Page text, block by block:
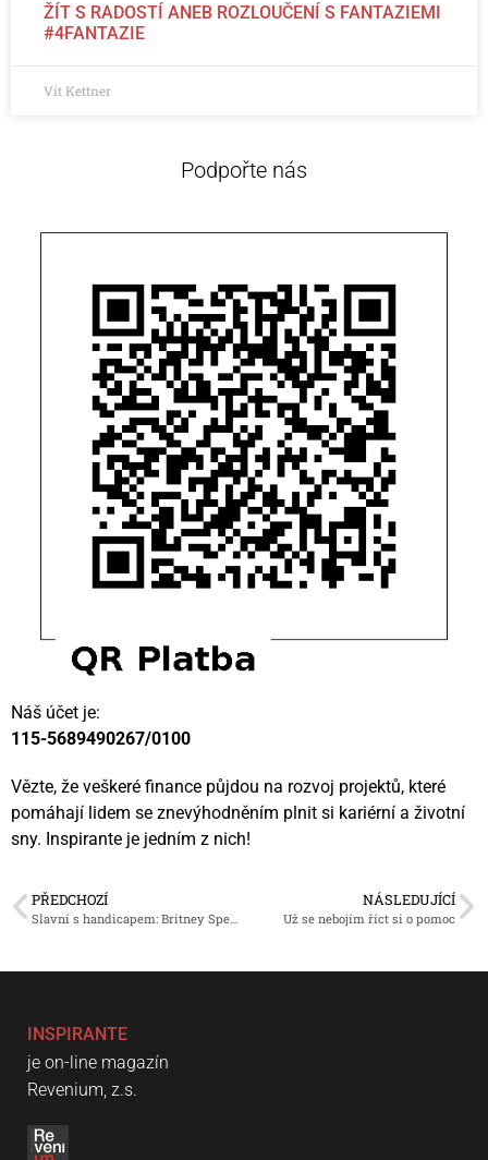
ŽÍT S RADOSTÍ ANEB ROZLOUČENÍ S FANTAZIEMI
#4FANTAZIE
Vít Kettner
Podpořte nás
Náš účet je:
115-5689490267/0100
Vězte, že veškeré finance půjdou na rozvoj projektů, které
pomáhají lidem se znevýhodněním plnit si kariérní a životní
sny. Inspirante je jedním z nich!
PŘEDCHOZÍ NÁSLEDUJÍCÍ
Už se nebojím říct si o pomoc
INSPIRANTE
je on-line magazín
Revenium, z.s.